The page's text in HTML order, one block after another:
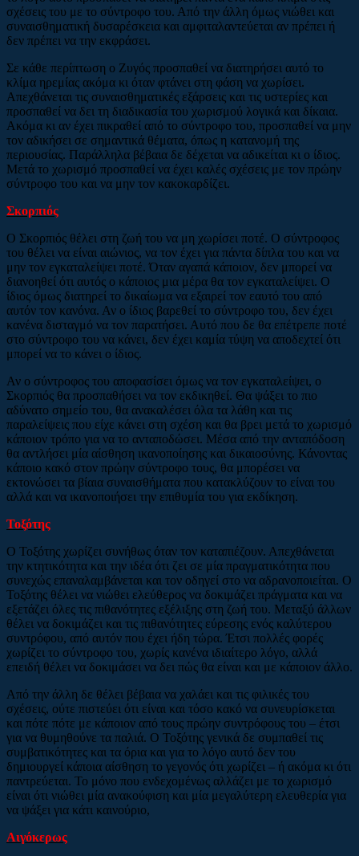
σχέσεις του με το σύντροφο του. Από την άλλη όμως νιώθει και
συναισθηματική δυσαρέσκεια και αμφιταλαντεύεται αν πρέπει ή
δεν πρέπει να την εκφράσει.
Σε κάθε περίπτωση ο Ζυγός προσπαθεί να διατηρήσει αυτό το
κλίμα ηρεμίας ακόμα κι όταν φτάνει στη φάση να χωρίσει.
Απεχθάνεται τις συναισθηματικές εξάρσεις και τις υστερίες και
προσπαθεί να δει τη διαδικασία του χωρισμού λογικά και δίκαια.
Ακόμα κι αν έχει πικραθεί από το σύντροφο του, προσπαθεί να μην
τον αδικήσει σε σημαντικά θέματα, όπως η κατανομή της
περιουσίας. Παράλληλα βέβαια δε δέχεται να αδικείται κι ο ίδιος.
Μετά το χωρισμό προσπαθεί να έχει καλές σχέσεις με τον πρώην
σύντροφο του και να μην τον κακοκαρδίζει.
Σκορπιός
Ο Σκορπιός θέλει στη ζωή του να μη χωρίσει ποτέ. Ο σύντροφος
του θέλει να είναι αιώνιος, να τον έχει για πάντα δίπλα του και να
μην τον εγκαταλείψει ποτέ. Όταν αγαπά κάποιον, δεν μπορεί να
διανοηθεί ότι αυτός ο κάποιος μια μέρα θα τον εγκαταλείψει. Ο
ίδιος όμως διατηρεί το δικαίωμα να εξαιρεί τον εαυτό του από
αυτόν τον κανόνα. Αν ο ίδιος βαρεθεί το σύντροφο του, δεν έχει
κανένα δισταγμό να τον παρατήσει. Αυτό που δε θα επέτρεπε ποτέ
στο σύντροφο του να κάνει, δεν έχει καμία τύψη να αποδεχτεί ότι
μπορεί να το κάνει ο ίδιος.
Αν ο σύντροφος του αποφασίσει όμως να τον εγκαταλείψει, ο
Σκορπιός θα προσπαθήσει να τον εκδικηθεί. Θα ψάξει το πιο
αδύνατο σημείο του, θα ανακαλέσει όλα τα λάθη και τις
παραλείψεις που είχε κάνει στη σχέση και θα βρει μετά το χωρισμό
κάποιον τρόπο για να το ανταποδώσει. Μέσα από την ανταπόδοση
θα αντλήσει μία αίσθηση ικανοποίησης και δικαιοσύνης. Κάνοντας
κάποιο κακό στον πρώην σύντροφο τους, θα μπορέσει να
εκτονώσει τα βίαια συναισθήματα που κατακλύζουν το είναι του
αλλά και να ικανοποιήσει την επιθυμία του για εκδίκηση.
Τοξότης
Ο Τοξότης χωρίζει συνήθως όταν τον καταπιέζουν. Απεχθάνεται
την κτητικότητα και την ιδέα ότι ζει σε μία πραγματικότητα που
συνεχώς επαναλαμβάνεται και τον οδηγεί στο να αδρανοποιείται. Ο
Τοξότης θέλει να νιώθει ελεύθερος να δοκιμάζει πράγματα και να
εξετάζει όλες τις πιθανότητες εξέλιξης στη ζωή του. Μεταξύ άλλων
θέλει να δοκιμάζει και τις πιθανότητες εύρεσης ενός καλύτερου
συντρόφου, από αυτόν που έχει ήδη τώρα. Έτσι πολλές φορές
χωρίζει το σύντροφο του, χωρίς κανένα ιδιαίτερο λόγο, αλλά
επειδή θέλει να δοκιμάσει να δει πώς θα είναι και με κάποιον άλλο.
Από την άλλη δε θέλει βέβαια να χαλάει και τις φιλικές του
σχέσεις, ούτε πιστεύει ότι είναι και τόσο κακό να συνευρίσκεται
και πότε πότε με κάποιον από τους πρώην συντρόφους του – έτσι
για να θυμηθούνε τα παλιά. Ο Τοξότης γενικά δε συμπαθεί τις
συμβατικότητες και τα όρια και για το λόγο αυτό δεν του
δημιουργεί κάποια αίσθηση το γεγονός ότι χωρίζει – ή ακόμα κι ότι
παντρεύεται. Το μόνο που ενδεχομένως αλλάζει με το χωρισμό
είναι ότι νιώθει μία ανακούφιση και μία μεγαλύτερη ελευθερία για
να ψάξει για κάτι καινούριο,
Αιγόκερως